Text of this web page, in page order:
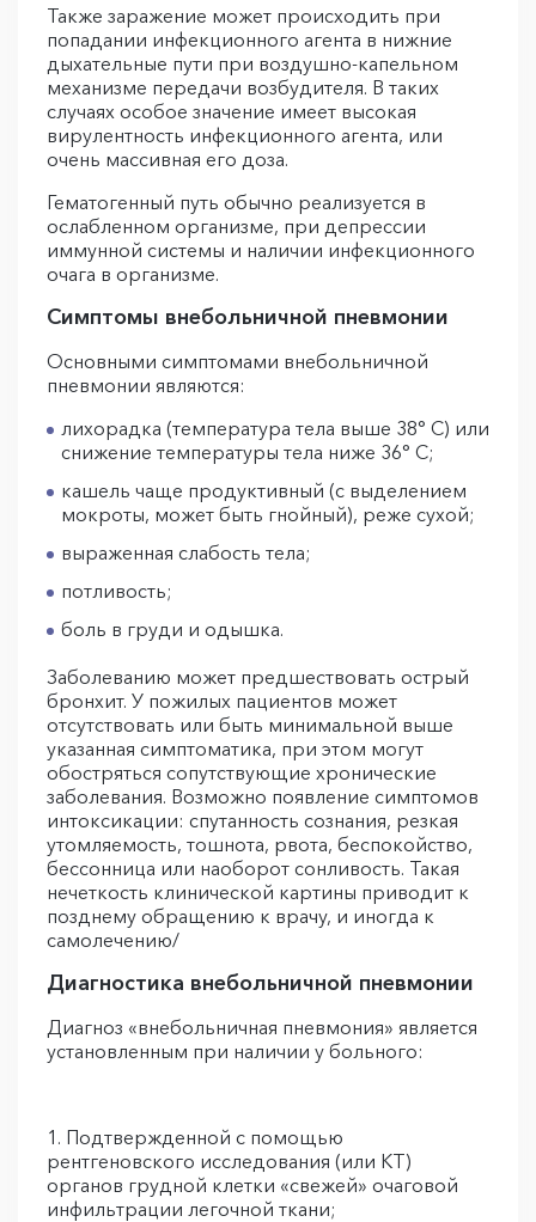
Также заражение может происходить при
попадании инфекционного агента в нижние
дыхательные пути при воздушно-капельном
механизме передачи возбудителя. В таких
случаях особое значение имеет высокая
вирулентность инфекционного агента, или
очень массивная его доза.
Гематогенный путь обычно реализуется в
ослабленном организме, при депрессии
иммунной системы и наличии инфекционного
очага в организме.
Симптомы внебольничной пневмонии
Основными симптомами внебольничной
пневмонии являются:
лихорадка (температура тела выше 38° C) или
снижение температуры тела ниже 36° C;
кашель чаще продуктивный (с выделением
мокроты, может быть гнойный), реже сухой;
выраженная слабость тела;
потливость;
боль в груди и одышка.
Заболеванию может предшествовать острый
бронхит. У пожилых пациентов может
отсутствовать или быть минимальной выше
указанная симптоматика, при этом могут
обостряться сопутствующие хронические
заболевания. Возможно появление симптомов
интоксикации: спутанность сознания, резкая
утомляемость, тошнота, рвота, беспокойство,
бессонница или наоборот сонливость. Такая
нечеткость клинической картины приводит к
позднему обращению к врачу, и иногда к
самолечению/
Диагностика внебольничной пневмонии
Диагноз «внебольничная пневмония» является
установленным при наличии у больного:
1. Подтвержденной с помощью
рентгеновского исследования (или КТ)
органов грудной клетки «свежей» очаговой
инфильтрации легочной ткани;